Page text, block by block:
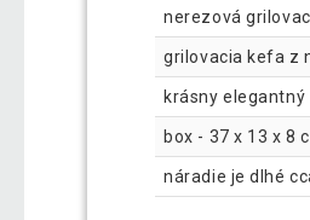
nerezová
grilovacia kefa z
krásny
box - 37 x 13 x 8
náradie je dlhé